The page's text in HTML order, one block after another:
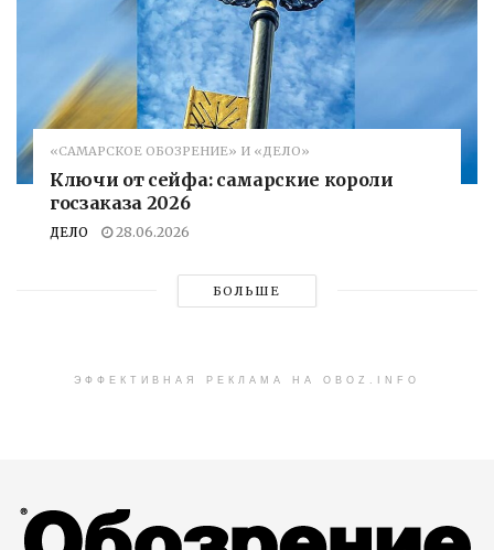
«САМАРСКОЕ ОБОЗРЕНИЕ» И «ДЕЛО»
Ключи от сейфа: самарские короли
госзаказа 2026
ДЕЛО 28.06.2026
БОЛЬШЕ
ЭФФЕКТИВНАЯ РЕКЛАМА НА OBOZ.INFO